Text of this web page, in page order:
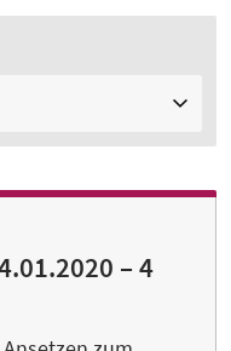
– 4